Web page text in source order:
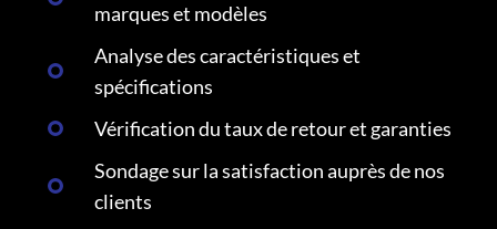
marques et modèles
Analyse des caractéristiques et
spécifications
Vérification du taux de retour et garanties
Sondage sur la satisfaction auprès de nos
clients